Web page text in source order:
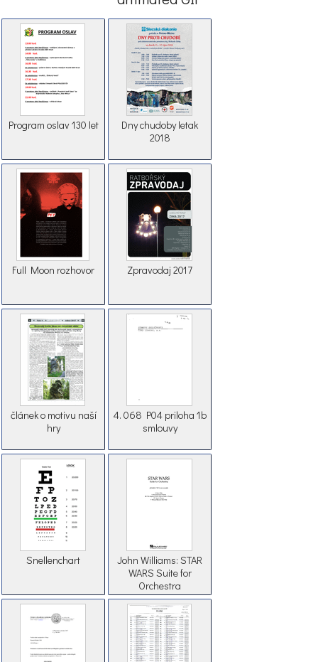
Program oslav 130 let
Dny chudoby letak
2018
Full Moon rozhovor Zpravodaj 2017
článek o motivu naší
hry
4. 068 P04 priloha 1b
smlouvy
Snellenchart
John Williams: STAR
WARS Suite for
Orchestra